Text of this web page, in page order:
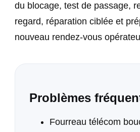
du blocage, test de passage,
regard, réparation ciblée et
nouveau rendez-vous
Problèmes
Fourreau télécom